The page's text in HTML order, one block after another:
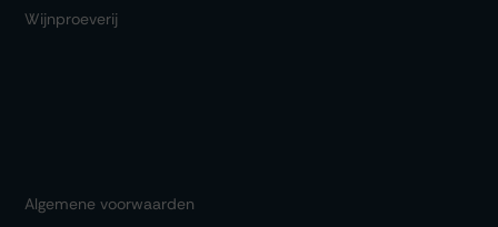
Wijnproeverij
Algemene voorwaarden